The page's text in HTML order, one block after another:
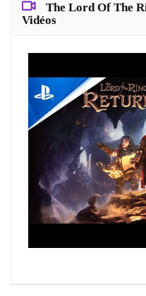
The Lord Of The
Vidéos